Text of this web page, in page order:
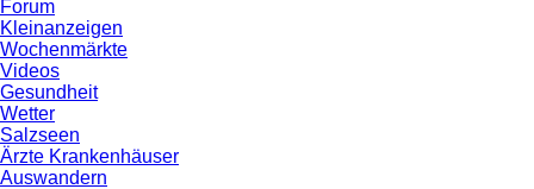
Forum
Kleinanzeigen
Wochenmärkte
Videos
Gesundheit
Wetter
Salzseen
Ärzte Krankenhäuser
Auswandern